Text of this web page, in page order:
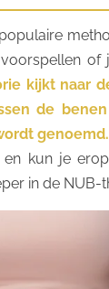
of
kijkt naar
de
genoemd.
kun je
in de NUB-